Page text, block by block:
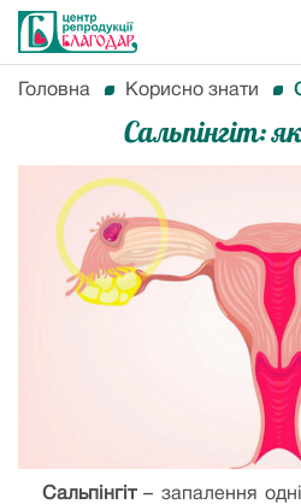
Головна Корисно знати
Сальпінгіт:
Сальпінгіт– запалення